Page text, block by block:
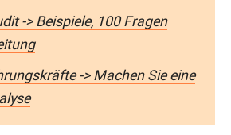
-> Beispiele, 100 Fragen
-> Machen Sie eine